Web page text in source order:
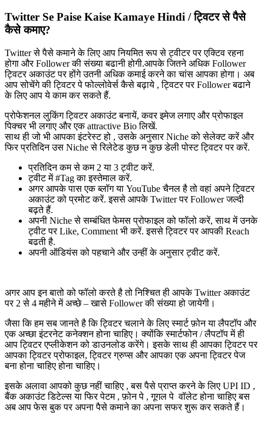
Twitter Se Paise Kaise Kamaye Hindi / ट्विटर से पैसे
कैसे कमाए?
Twitter से पैसे कमाने के लिए आप नियमित रूप से ट्वीटर पर एक्टिव रहना
होगा और Follower की संख्या बढानी होगी.आपके जितने अधिक Follower
ट्विटर अकाउंट पर होंगे उतनी अधिक कमाई करने का चांस आपका होगा। अब
आप सोचेंगे की ट्विटर पे फोल्लोवेर्स कैसे बढ़ाये , ट्विटर पर Follower बढाने
के लिए आप ये काम कर सकते हैं.
प्रोफेशनल लुकिंग ट्विटर अकाउंट बनायें, कवर इमेज लगाए और प्रोफाइल
पिक्चर भी लगाए और एक attractive Bio लिखें.
साथ ही जो भी आपका इंटरेस्ट हो , उसके अनुसार Niche को सेलेक्ट करें और
फिर प्रतिदिन उस Niche से रिलेटेड कुछ न कुछ डेली पोस्ट ट्विटर पर करें.
प्रतिदिन कम से कम 2 या 3 ट्वीट करें.
ट्वीट में #Tag का इस्तेमाल करें.
अगर आपके पास एक ब्लॉग या YouTube चैनल है तो वहां अपने ट्विटर
अकाउंट को प्रमोट करें. इससे आपके Twitter पर Follower जल्दी
बढ़ते हैं.
अपनी Niche से सम्बंधित फेमस प्रोफाइल को फॉलो करें, साथ में उनके
ट्वीट पर Like, Comment भी करें. इससे ट्विटर पर आपकी Reach
बढती है.
अपनी ऑडियंस को पहचाने और उन्हीं के अनुसार ट्वीट करें.
अगर आप इन बातो को फॉलो करते है तो निश्चित ही आपके Twitter अकाउंट
पर 2 से 4 महीने में अच्छे – खासे Follower की संख्या हो जायेगी।
जैसा कि हम सब जानते है कि ट्विटर चलाने के लिए स्मार्ट फ़ोन या लैपटॉप और
एक अच्छा इंटरनेट कनेक्शन होना चाहिए। क्योंकि स्मार्टफोन / लैपटॉप में ही
आप ट्विटर एप्लीकेशन को डाउनलोड करेंगे। इसके साथ ही आपका ट्विटर पर
आपका ट्विटर प्रोफाइल, ट्विटर ग्रुप्स और आपका एक अपना ट्विटर पेज
बना होना चाहिए होना चाहिए।
इसके अलावा आपको कुछ नहीं चाहिए , बस पैसे प्राप्त करने के लिए UPI ID ,
बैंक अकाउंट डिटेल्स या फिर पेटम , फ़ोन पे , गूगल पे वॉलेट होना चाहिए बस
अब आप फेस बुक पर अपना पैसे कमाने का अपना सफर शुरू कर सकते हैं।